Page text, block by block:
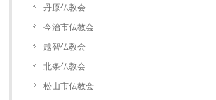
丹原仏教会
今治市仏教会
越智仏教会
北条仏教会
松山市仏教会